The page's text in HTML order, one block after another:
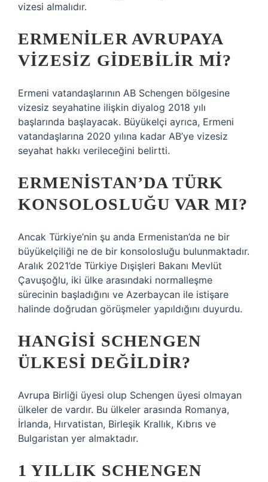
vizesi almalıdır.
ERMENILER AVRUPAYA
VIZESIZ GIDEBILIR MI?
Ermeni vatandaşlarının AB Schengen bölgesine
vizesiz seyahatine ilişkin diyalog 2018 yılı
başlarında başlayacak. Büyükelçi ayrıca, Ermeni
vatandaşlarına 2020 yılına kadar AB’ye vizesiz
seyahat hakkı verileceğini belirtti.
ERMENISTAN’DA TÜRK
KONSOLOSLUĞU VAR MI?
Ancak Türkiye’nin şu anda Ermenistan’da ne bir
büyükelçiliği ne de bir konsolosluğu bulunmaktadır.
Aralık 2021’de Türkiye Dışişleri Bakanı Mevlüt
Çavuşoğlu, iki ülke arasındaki normalleşme
sürecinin başladığını ve Azerbaycan ile istişare
halinde doğrudan görüşmeler yapıldığını duyurdu.
HANGISI SCHENGEN
ÜLKESI DEĞILDIR?
Avrupa Birliği üyesi olup Schengen üyesi olmayan
ülkeler de vardır. Bu ülkeler arasında Romanya,
İrlanda, Hırvatistan, Birleşik Krallık, Kıbrıs ve
Bulgaristan yer almaktadır.
1 YILLIK SCHENGEN